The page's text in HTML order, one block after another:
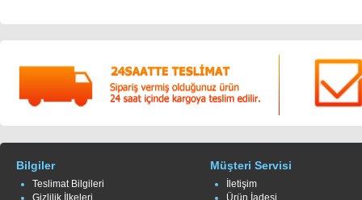
Bilgiler
Teslimat Bilgileri
Gizlilik İlkeleri
Müşteri Servisi
İletişim
Ürün İadesi